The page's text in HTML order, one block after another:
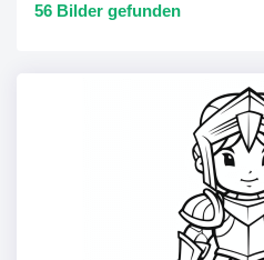
56 Bilder gefunden